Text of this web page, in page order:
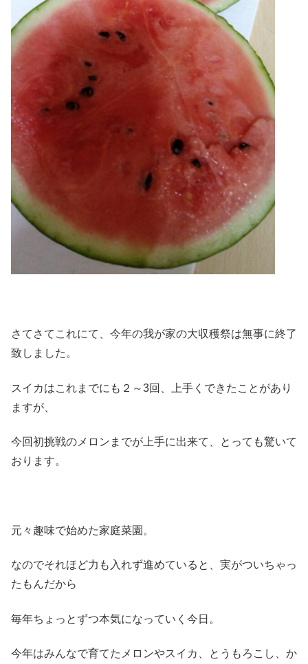
さてさてこれにて、今年の我が家の大収穫祭は無事に終了
致しました。
スイカはこれまでにも２～3回、上手くできたことがあり
ますが、
今回初挑戦のメロンまでが上手に出来て、とっても驚いて
おります。
元々趣味で始めた家庭菜園。
なのでそれほど力も入れず進めていると、実がついちゃっ
たもんだから
毎年ちょっとずつ本気になっていく今日。
今年はみんなで育てたメロンやスイカ、とうもろこし、か